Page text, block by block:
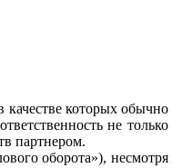
качестве которых обычно
не только
партнером.
оборота»), несмотря